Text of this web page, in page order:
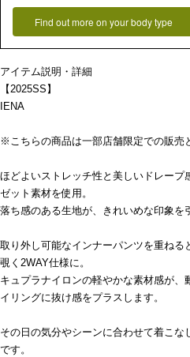
Find out more on your body type
アイテム説明・詳細
【2025SS】
IENA
※こちらの商品は一部店舗限定での販売
ほどよいストレッチ性と美しいドレープ
ゼット素材を使用。
落ち感のある生地が、きれいめな印象を
取り外し可能なインナーパンツを重ね
覗く2WAY仕様に。
キュプラナイロンの軽やかな素材感が、
イリングに抜け感をプラスします。
その日の気分やシーンに合わせて着こ
です。